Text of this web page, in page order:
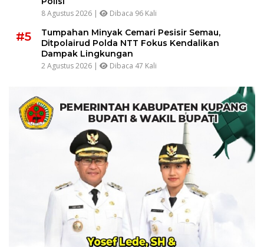
8 Agustus 2026 | Dibaca 96 Kali
#5
Tumpahan Minyak Cemari Pesisir Semau,
Ditpolairud Polda NTT Fokus Kendalikan
Dampak Lingkungan
2 Agustus 2026 | Dibaca 47 Kali